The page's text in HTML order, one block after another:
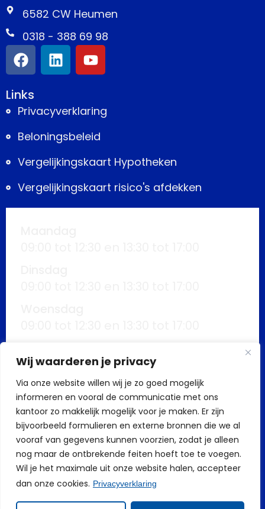
Wij waarderen je privacy
Via onze website willen wij je zo goed mogelijk
informeren en vooral de communicatie met ons
kantoor zo makkelijk mogelijk voor je maken. Er zijn
bijvoorbeeld formulieren en externe bronnen die we al
vooraf van gegevens kunnen voorzien, zodat je alleen
nog maar de ontbrekende feiten hoeft toe te voegen.
Wil je het maximale uit onze website halen, accepteer
dan onze cookies. Privacyverklaring
6582 CW Heumen
0318 - 388 69 98
Links
Privacyverklaring
Beloningsbeleid
Vergelijkingskaart Hypotheken
Vergelijkingskaart risico's afdekken
09:00 tot 12:30 en 13:30 tot 17:00
Vrijdag
09:00 tot 12:30 en 13:30 tot 17:00
Buiten kantoortijden mogelijk op
afspraak